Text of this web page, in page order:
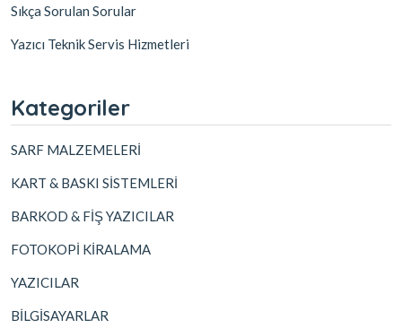
Sıkça Sorulan Sorular
Yazıcı Teknik Servis Hizmetleri
Kategoriler
SARF MALZEMELERİ
KART & BASKI SİSTEMLERİ
BARKOD & FİŞ YAZICILAR
FOTOKOPİ KİRALAMA
YAZICILAR
BİLGİSAYARLAR